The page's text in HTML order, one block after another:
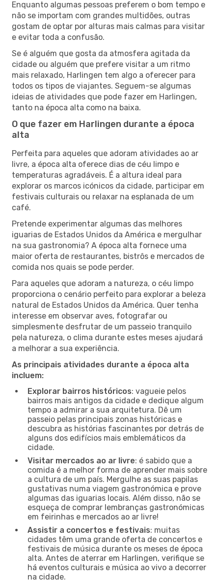
Enquanto algumas pessoas preferem o bom tempo e
não se importam com grandes multidões, outras
gostam de optar por alturas mais calmas para visitar
e evitar toda a confusão.
Se é alguém que gosta da atmosfera agitada da
cidade ou alguém que prefere visitar a um ritmo
mais relaxado, Harlingen tem algo a oferecer para
todos os tipos de viajantes. Seguem-se algumas
ideias de atividades que pode fazer em Harlingen,
tanto na época alta como na baixa.
O que fazer em Harlingen durante a época
alta
Perfeita para aqueles que adoram atividades ao ar
livre, a época alta oferece dias de céu limpo e
temperaturas agradáveis. É a altura ideal para
explorar os marcos icónicos da cidade, participar em
festivais culturais ou relaxar na esplanada de um
café.
Pretende experimentar algumas das melhores
iguarias de Estados Unidos da América e mergulhar
na sua gastronomia? A época alta fornece uma
maior oferta de restaurantes, bistrôs e mercados de
comida nos quais se pode perder.
Para aqueles que adoram a natureza, o céu limpo
proporciona o cenário perfeito para explorar a beleza
natural de Estados Unidos da América. Quer tenha
interesse em observar aves, fotografar ou
simplesmente desfrutar de um passeio tranquilo
pela natureza, o clima durante estes meses ajudará
a melhorar a sua experiência.
As principais atividades durante a época alta
incluem:
Explorar bairros históricos: vagueie pelos
bairros mais antigos da cidade e dedique algum
tempo a admirar a sua arquitetura. Dê um
passeio pelas principais zonas históricas e
descubra as histórias fascinantes por detrás de
alguns dos edifícios mais emblemáticos da
cidade.
Visitar mercados ao ar livre: é sabido que a
comida é a melhor forma de aprender mais sobre
a cultura de um país. Mergulhe as suas papilas
gustativas numa viagem gastronómica e prove
algumas das iguarias locais. Além disso, não se
esqueça de comprar lembranças gastronómicas
em feirinhas e mercados ao ar livre!
Assistir a concertos e festivais: muitas
cidades têm uma grande oferta de concertos e
festivais de música durante os meses de época
alta. Antes de aterrar em Harlingen, verifique se
há eventos culturais e música ao vivo a decorrer
na cidade.